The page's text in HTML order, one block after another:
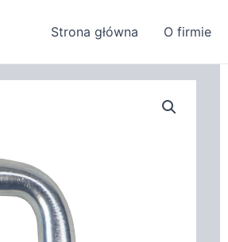
Strona główna O firmie